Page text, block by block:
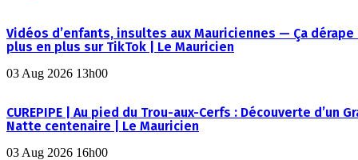
Vidéos d’enfants, insultes aux Mauriciennes — Ça dérape
plus en plus sur TikTok | Le Mauricien
03 Aug 2026 13h00
CUREPIPE | Au pied du Trou-aux-Cerfs : Découverte d’un
Natte centenaire | Le Mauricien
03 Aug 2026 16h00